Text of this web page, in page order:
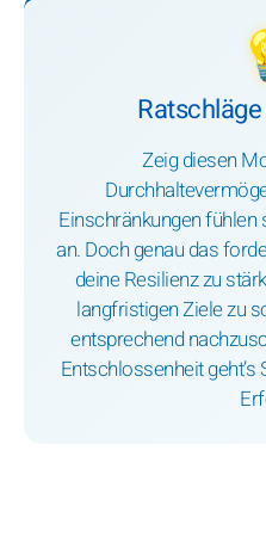
Zeig diesen
Einschränkungen
an. Doch genau das
deine Resilienz zu
langfristigen Ziele zu
entsprechend
Entschlossenheit